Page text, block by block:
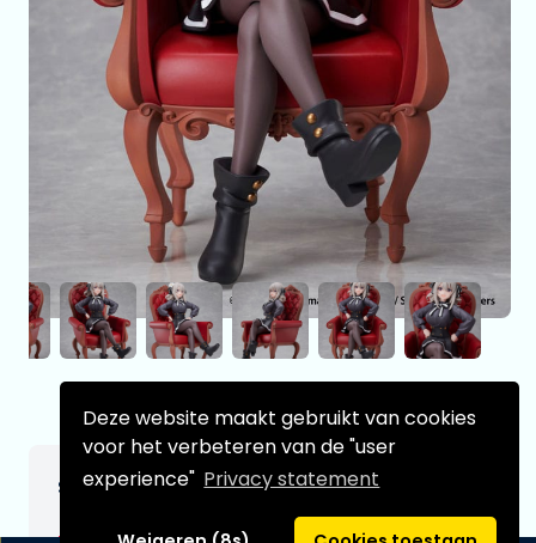
Deze website maakt gebruikt van cookies
voor het verbeteren van de "user
experience" Privacy statement
Spy Classroom PVC Statue 1/7 Lily 20 cm